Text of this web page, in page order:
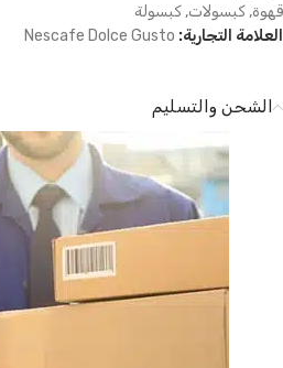
قهوة, كبسولات, كبسولة
العلامة التجارية: Nescafe Dolce Gusto
الشحن والتسليم